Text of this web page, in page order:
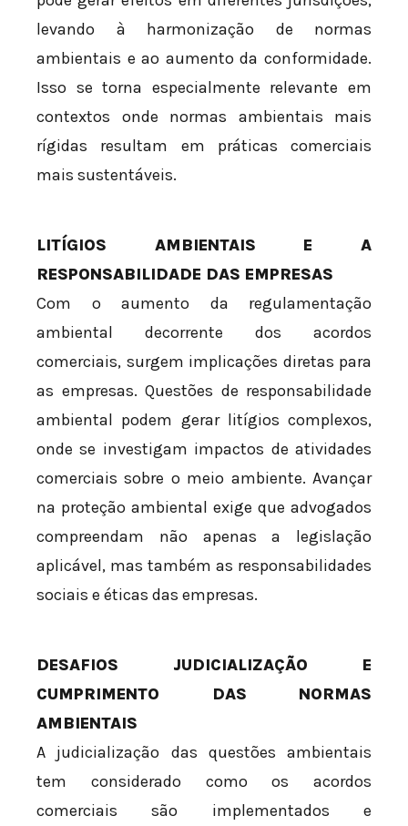
levando à harmonização de normas
ambientais e ao aumento da conformidade.
Isso se torna especialmente relevante em
contextos onde normas ambientais mais
rígidas resultam em práticas comerciais
mais sustentáveis.
LITÍGIOS AMBIENTAIS E A
RESPONSABILIDADE DAS EMPRESAS
Com o aumento da regulamentação
ambiental decorrente dos acordos
comerciais, surgem implicações diretas para
as empresas. Questões de responsabilidade
ambiental podem gerar litígios complexos,
onde se investigam impactos de atividades
comerciais sobre o meio ambiente. Avançar
na proteção ambiental exige que advogados
compreendam não apenas a legislação
aplicável, mas também as responsabilidades
sociais e éticas das empresas.
DESAFIOS JUDICIALIZAÇÃO E
CUMPRIMENTO DAS NORMAS
AMBIENTAIS
A judicialização das questões ambientais
tem considerado como os acordos
comerciais são implementados e